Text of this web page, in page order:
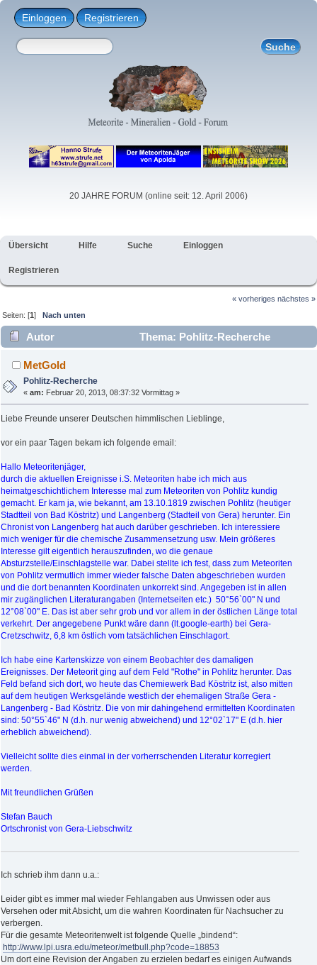
Einloggen Registrieren
20 JAHRE FORUM (online seit: 12. April 2006)
Übersicht Hilfe Suche Einloggen
Registrieren
« vorheriges nächstes »
Seiten: [1]Nach unten
Autor
Thema: Pohlitz-Recherche
(Gelesen 4659 mal)
MetGold
Pohlitz-Recherche
«am: Februar 20, 2013, 08:37:32 Vormittag »
Liebe Freunde unserer Deutschen himmlischen Lieblinge,
vor ein paar Tagen bekam ich folgende email:
Hallo Meteoritenjäger,
durch die aktuellen Ereignisse i.S. Meteoriten habe ich mich aus
heimatgeschichtlichem Interesse mal zum Meteoriten von Pohlitz kundig
gemacht. Er kam ja, wie bekannt, am 13.10.1819 zwischen Pohlitz (heutiger
Stadtteil von Bad Köstritz) und Langenberg (Stadteil von Gera) herunter. Ein
Chronist von Langenberg hat auch darüber geschrieben. Ich interessiere
mich weniger für die chemische Zusammensetzung usw. Mein größeres
Interesse gilt eigentlich herauszufinden, wo die genaue
Absturzstelle/Einschlagstelle war. Dabei stellte ich fest, dass zum Meteoriten
von Pohlitz vermutlich immer wieder falsche Daten abgeschrieben wurden
und die dort benannten Koordinaten unkorrekt sind. Angegeben ist in allen
mir zugänglichen Literaturangaben (Internetseiten etc.) 50°56`00" N und
12°08`00" E. Das ist aber sehr grob und vor allem in der östlichen Länge total
verkehrt. Der angegebene Punkt wäre dann (lt.google-earth) bei Gera-
Cretzschwitz, 6,8 km östlich vom tatsächlichen Einschlagort.
Ich habe eine Kartenskizze von einem Beobachter des damaligen
Ereignisses. Der Meteorit ging auf dem Feld "Rothe" in Pohlitz herunter. Das
Feld befand sich dort, wo heute das Chemiewerk Bad Köstritz ist, also mitten
auf dem heutigen Werksgelände westlich der ehemaligen Straße Gera -
Langenberg - Bad Köstritz. Die von mir dahingehend ermittelten Koordinaten
sind: 50°55`46" N (d.h. nur wenig abweichend) und 12°02`17" E (d.h. hier
erheblich abweichend).
Vielleicht sollte dies einmal in der vorherrschenden Literatur korregiert
werden.
Mit freundlichen Grüßen
Stefan Bauch
Ortschronist von Gera-Liebschwitz
Ich schrieb ihm dann u.a.:
Leider gibt es immer mal wieder Fehlangaben aus Unwissen oder aus
Versehen oder mit Absicht, um die wahren Koordinaten für Nachsucher zu
verbergen.
Für die gesamte Meteoritenwelt ist folgende Quelle „bindend“:
http://www.lpi.usra.edu/meteor/metbull.php?code=18853
Um dort eine Revision der Angaben zu erzielen bedarf es einigen Aufwands